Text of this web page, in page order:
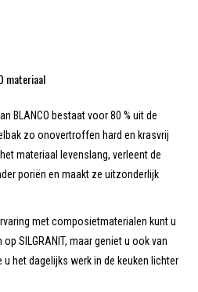
materiaal
BLANCO bestaat voor 80 % uit de
zo onovertroffen hard en krasvrij
materiaal levenslang, verleent de
poriën en maakt ze uitzonderlijk
met composietmaterialen kunt u
SILGRANIT, maar geniet u ook van
het dagelijks werk in de keuken lichter